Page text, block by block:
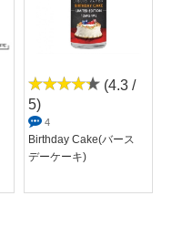
(4.3 /
5)
4
Birthday Cake(バース
デーケーキ)